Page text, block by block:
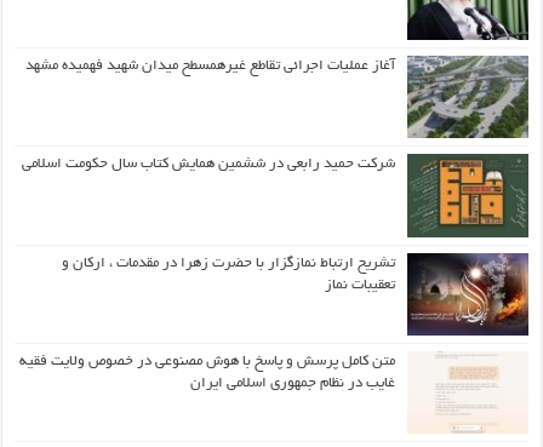
آغاز عملیات اجرائی تقاطع غیرهمسطح میدان شهید فهمیده مشهد
شرکت حمید رابعی در ششمین همایش کتاب سال حکومت اسلامی
تشریح ارتباط نمازگزار با حضرت زهرا در مقدمات ، ارکان و
تعقیبات نماز
متن کامل پرسش و پاسخ با هوش مصنوعی در خصوص ولایت فقیه
غایب در نظام جمهوری اسلامی ایران